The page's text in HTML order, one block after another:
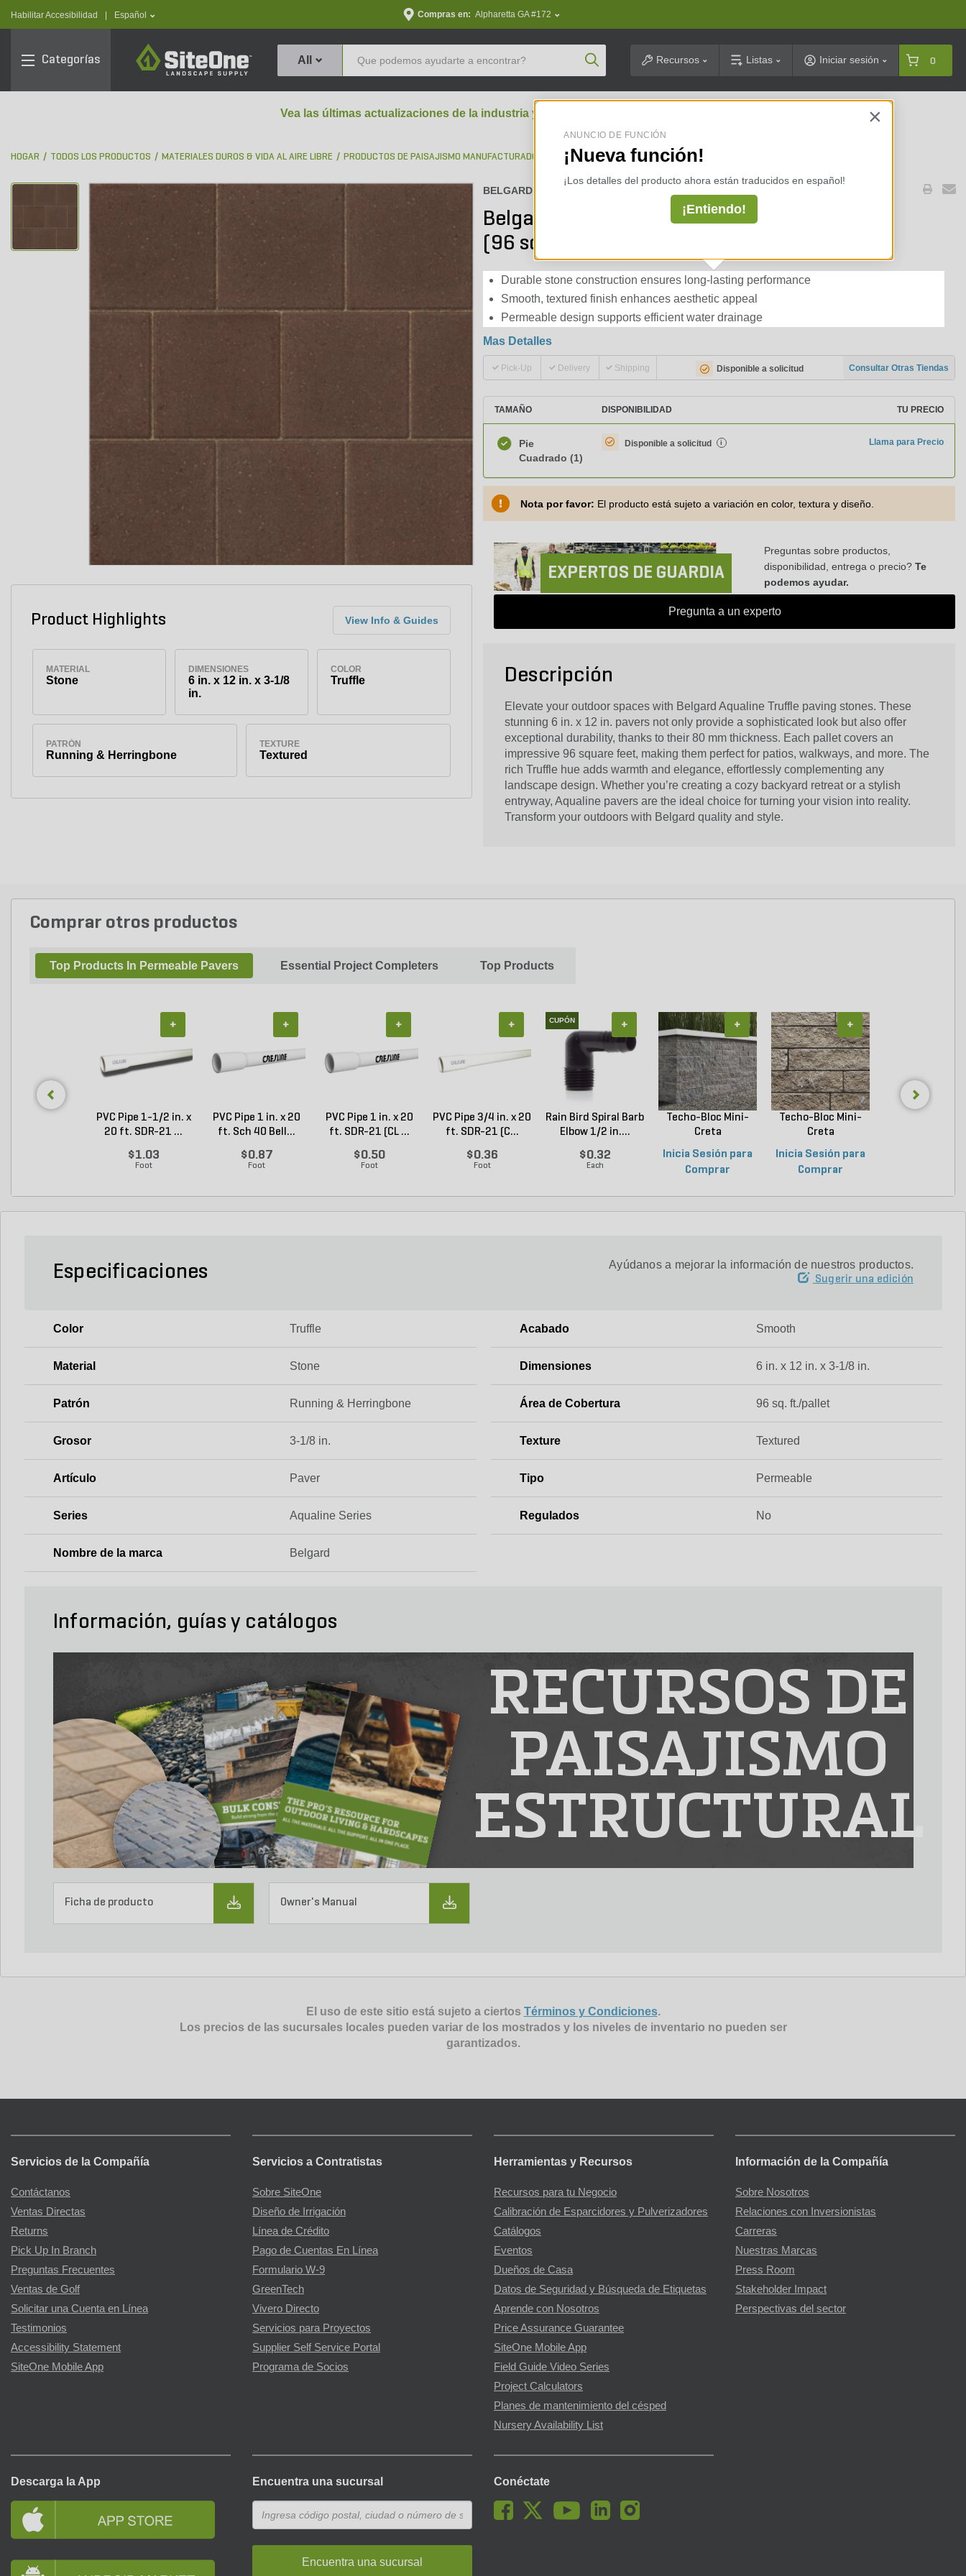
Habilitar Accesibilidad text.language
Español Compras en: Alpharetta GA #172
Categorías
SiteOne
All Product SearchRecursos Listas Iniciar sesión 0
Vea las últimas actualizaciones de la industria y perspectivas arancelarias ⇢
HOGAR TODOS LOS PRODUCTOS MATERIALES DUROS & VIDA AL AIRE LIBRE PRODUCTOS DE PAISAJISMO MANUFACTURADOS ADOQUINES PERMEABLES
Product Highlights View Info & Guides
MATERIAL
Stone
DIMENSIONES
6 in. x 12 in. x 3-1/8
in.
COLOR
Truffle
PATRÓN
Running & Herringbone
TEXTURE
Textured
BELGARD :
Belgard Aqualine Truffle 6 in. x 12 in. 80 mm
(96 sq. ft./pallet)
Durable stone construction ensures long-lasting performance
Smooth, textured finish enhances aesthetic appeal
Permeable design supports efficient water drainage
Mas Detalles
Pick-Up Delivery Shipping Disponible a solicitud Consultar Otras Tiendas
TAMAÑO DISPONIBILIDAD TU PRECIO
Pie
Cuadrado (1)
Disponible a solicitud i Llama para Precio
Nota por favor: El producto está sujeto a variación en color, textura y diseño.
EXPERTOS DE GUARDIA
Preguntas sobre productos,
disponibilidad, entrega o precio? Te
podemos ayudar.
Pregunta a un experto
Descripción
Elevate your outdoor spaces with Belgard Aqualine Truffle paving stones. These
stunning 6 in. x 12 in. pavers not only provide a sophisticated look but also offer
exceptional durability, thanks to their 80 mm thickness. Each pallet covers an
impressive 96 square feet, making them perfect for patios, walkways, and more. The
rich Truffle hue adds warmth and elegance, effortlessly complementing any
landscape design. Whether you’re creating a cozy backyard retreat or a stylish
entryway, Aqualine pavers are the ideal choice for turning your vision into reality.
Transform your outdoors with Belgard quality and style.
Comprar otros productos
Top Products In Permeable Pavers Essential Project Completers Top Products
PVC Pipe 1-1/2 in. x
20 ft. SDR-21 ...
$1.03
Foot
+
PVC Pipe 1 in. x 20
ft. Sch 40 Bell...
$0.87
Foot
+
PVC Pipe 1 in. x 20
ft. SDR-21 (CL ...
$0.50
Foot
+
PVC Pipe 3/4 in. x 20
ft. SDR-21 (C...
$0.36
Foot
+ CUPÓN
Rain Bird Spiral Barb
Elbow 1/2 in....
$0.32
Each
+
Techo-Bloc Mini-
Creta
Inicia Sesión para
Comprar
+
Techo-Bloc Mini-
Creta
Inicia Sesión para
Comprar
+
Especificaciones Ayúdanos a mejorar la información de nuestros productos.
Sugerir una edición
Color Truffle Acabado Smooth
Material Stone Dimensiones 6 in. x 12 in. x 3-1/8 in.
Patrón Running & Herringbone Área de Cobertura 96 sq. ft./pallet
Grosor 3-1/8 in. Texture Textured
Artículo Paver Tipo Permeable
Series Aqualine Series Regulados No
Nombre de la marca Belgard
Información, guías y catálogos
RECURSOS DE
PAISAJISMO
ESTRUCTURAL
Ficha de producto Owner's Manual
El uso de este sitio está sujeto a ciertos Términos y Condiciones.
Los precios de las sucursales locales pueden variar de los mostrados y los niveles de inventario no pueden ser
garantizados.
Servicios de la Compañía
Contáctanos
Ventas Directas
Returns
Pick Up In Branch
Preguntas Frecuentes
Ventas de Golf
Solicitar una Cuenta en Línea
Testimonios
Accessibility Statement
SiteOne Mobile App
Servicios a Contratistas
Sobre SiteOne
Diseño de Irrigación
Línea de Crédito
Pago de Cuentas En Línea
Formulario W-9
GreenTech
Vivero Directo
Servicios para Proyectos
Supplier Self Service Portal
Programa de Socios
Herramientas y Recursos
Recursos para tu Negocio
Calibración de Esparcidores y Pulverizadores
Catálogos
Eventos
Dueños de Casa
Datos de Seguridad y Búsqueda de Etiquetas
Aprende con Nosotros
Price Assurance Guarantee
SiteOne Mobile App
Field Guide Video Series
Project Calculators
Planes de mantenimiento del césped
Nursery Availability List
Información de la Compañía
Sobre Nosotros
Relaciones con Inversionistas
Carreras
Nuestras Marcas
Press Room
Stakeholder Impact
Perspectivas del sector
Descarga la App Encuentra una sucursal
Encuentra una sucursal
Conéctate
×
ANUNCIO DE FUNCIÓN
¡Nueva función!
¡Los detalles del producto ahora están traducidos en español!
¡Entiendo!